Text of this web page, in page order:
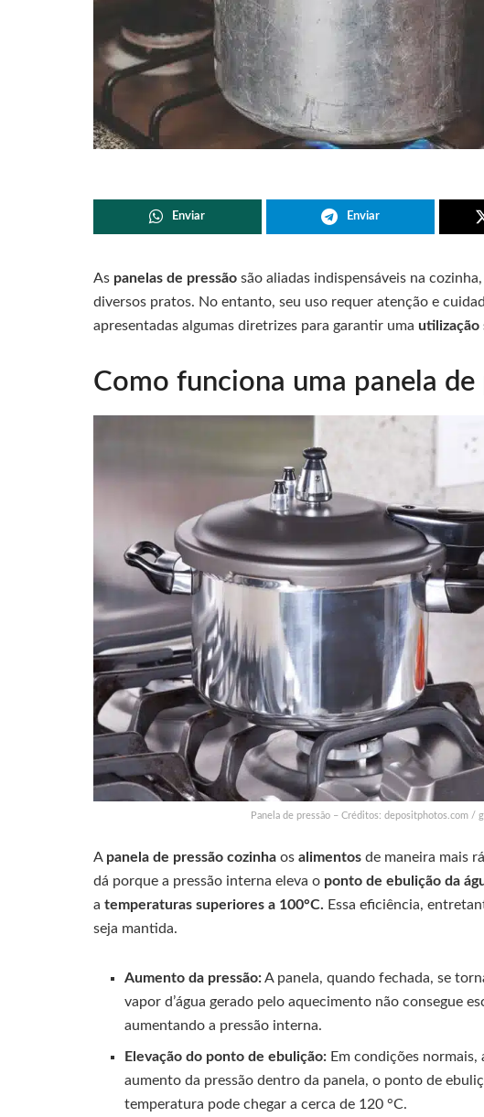
Enviar Enviar
As panelas de pressão são aliadas indispensáveis na
diversos pratos. No entanto, seu uso requer atenção e
apresentadas algumas diretrizes para garantir uma utilização
Como funciona uma panela de
Panela de pressão – Créditos: depositphotos.com /
A panela de pressão cozinha os alimentos de maneira mais
dá porque a pressão interna eleva o ponto de ebulição da
a temperaturas superiores a 100°C. Essa eficiência,
seja mantida.
Aumento da pressão:A panela, quando fechada, se
vapor d’água gerado pelo aquecimento não consegue
aumentando a pressão interna.
Elevação do ponto de ebulição: Em condições
aumento da pressão dentro da panela, o ponto de
temperatura pode chegar a cerca de 120 °C.